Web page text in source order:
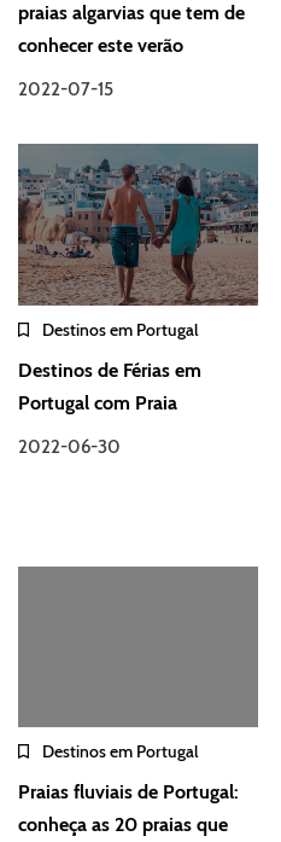
praias algarvias que tem de
conhecer este verão
2022-07-15
Destinos em Portugal
Destinos de Férias em
Portugal com Praia
2022-06-30
Destinos em Portugal
Praias fluviais de Portugal:
conheça as 20 praias que